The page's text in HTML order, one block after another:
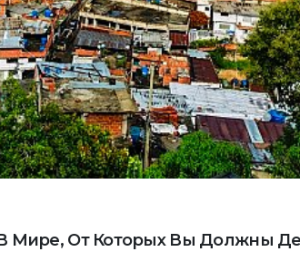
Мире, От Которых Вы Должны